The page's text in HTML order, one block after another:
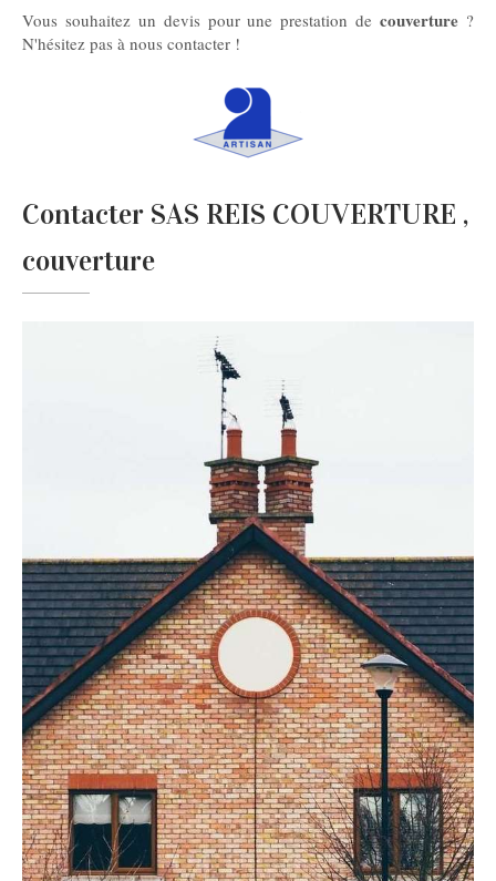
Vous souhaitez un devis pour une prestation decouverture ?
N'hésitez pas à nous contacter !
Contacter SAS REIS COUVERTURE ,
couverture